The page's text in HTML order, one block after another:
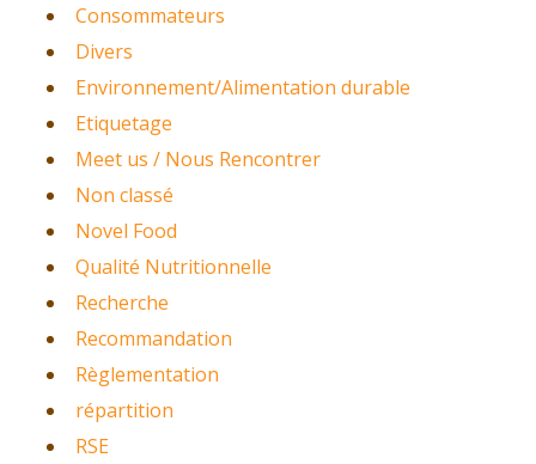
Consommateurs
Divers
Environnement/Alimentation durable
Etiquetage
Meet us / Nous Rencontrer
Non classé
Novel Food
Qualité Nutritionnelle
Recherche
Recommandation
Règlementation
répartition
RSE